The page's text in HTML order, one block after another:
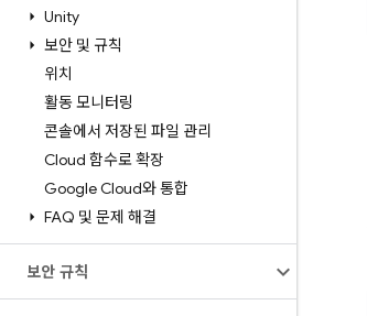
Unity
보안 및 규칙
위치
활동 모니터링
콘솔에서 저장된 파일 관리
Cloud 함수로 확장
Google Cloud와 통합
FAQ 및 문제 해결
보안 규칙